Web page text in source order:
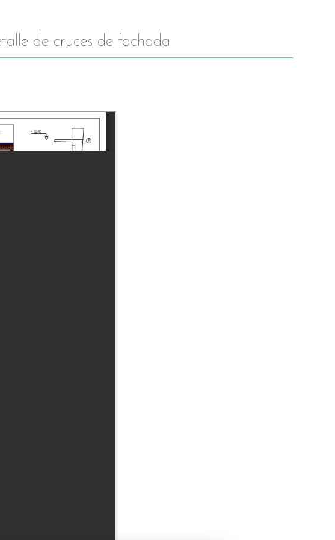
de cruces de fachada